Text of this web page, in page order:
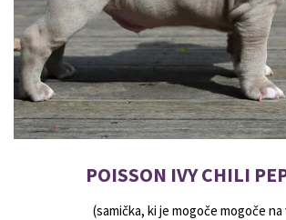
POISSON IVY CHILI
(samička, ki je mogoče mogoče na